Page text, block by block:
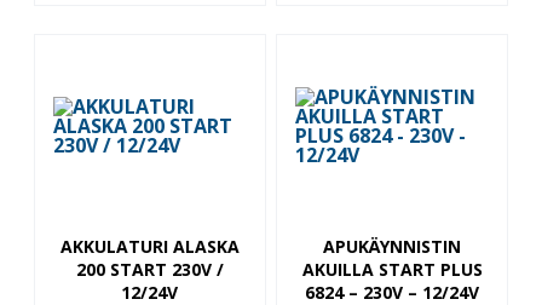
AKKULATURI ALASKA
200 START 230V /
12/24V
APUKÄYNNISTIN
AKUILLA START PLUS
6824 – 230V – 12/24V